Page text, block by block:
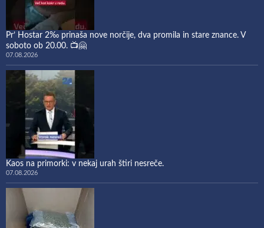
Pr’ Hostar 2‰ prinaša nove norčije, dva promila in stare znance. V
soboto ob 20.00. 📺🤗
07.08.2026
Kaos na primorki: v nekaj urah štiri nesreče.
07.08.2026